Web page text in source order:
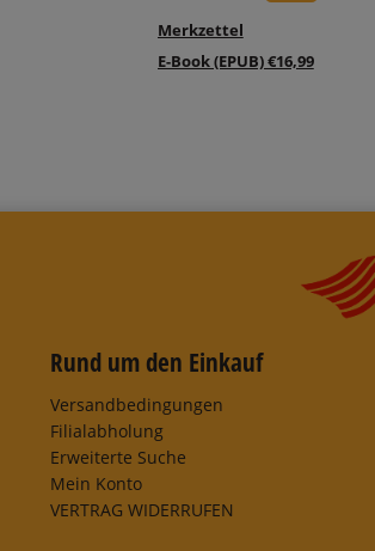
Merkzettel
E-Book (EPUB) €16,99
Rund um den Einkauf
Versandbedingungen
Filialabholung
Erweiterte Suche
Mein Konto
VERTRAG WIDERRUFEN